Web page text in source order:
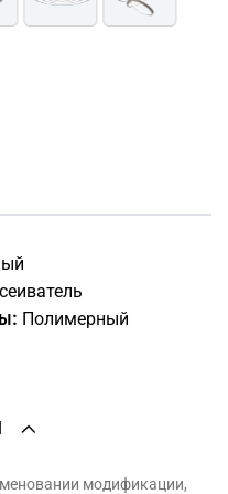
Полимерный
модификации,